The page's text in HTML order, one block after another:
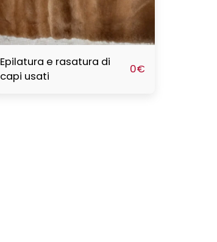
Epilatura e rasatura di
capi usati
0€